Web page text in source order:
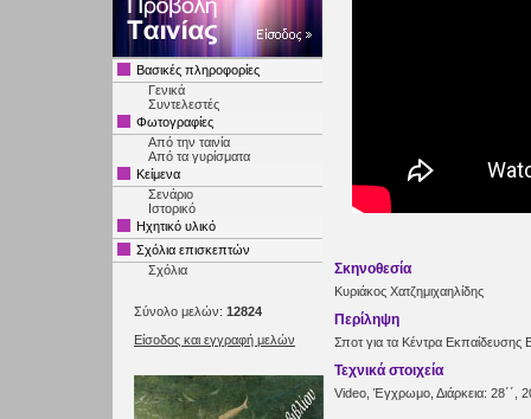
Βασικές πληροφορίες
Γενικά
Συντελεστές
Φωτογραφίες
Από την ταινία
Από τα γυρίσματα
Κείμενα
Σενάριο
Ιστορικό
Ηχητικό υλικό
Σχόλια επισκεπτών
Σχόλια
Σύνολο μελών: 12824
Είσοδος και εγγραφή μελών
Σκηνοθεσία
Κυριάκος Χατζημιχαηλίδης
Περίληψη
Σποτ για τα Κέντρα Εκπαίδευσης
Τεχνικά στοιχεία
Video, Έγχρωμο, Διάρκεια: 28΄΄,